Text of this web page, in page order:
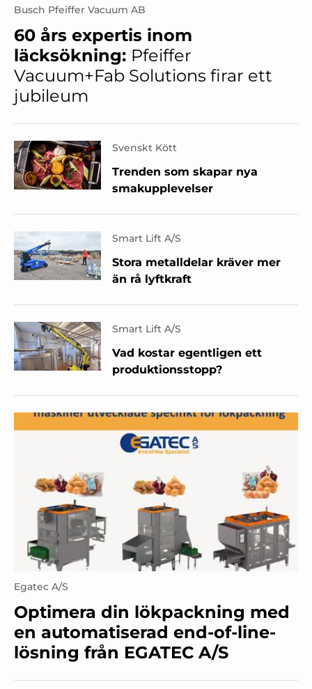
Busch Pfeiffer Vacuum AB
60 års expertis inom
läcksökning: Pfeiffer
Vacuum+Fab Solutions firar ett
jubileum
Svenskt Kött
Trenden som skapar nya
smakupplevelser
Smart Lift A/S
Stora metalldelar kräver mer
än rå lyftkraft
Smart Lift A/S
Vad kostar egentligen ett
produktionsstopp?
Egatec A/S
Optimera din lökpackning med
en automatiserad end-of-line-
lösning från EGATEC A/S